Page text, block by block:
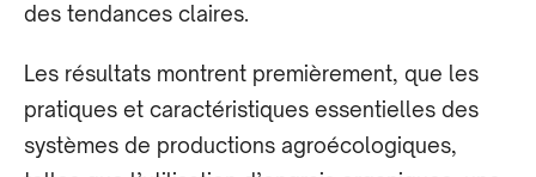
des tendances claires.
Les résultats montrent premièrement, que les
pratiques et caractéristiques essentielles des
systèmes de productions agroécologiques,